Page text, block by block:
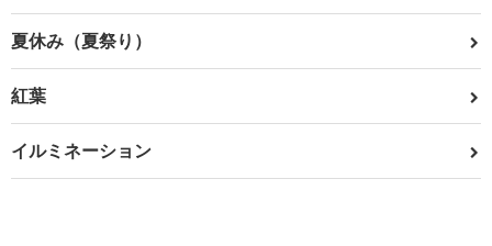
夏休み（夏祭り）
紅葉
イルミネーション